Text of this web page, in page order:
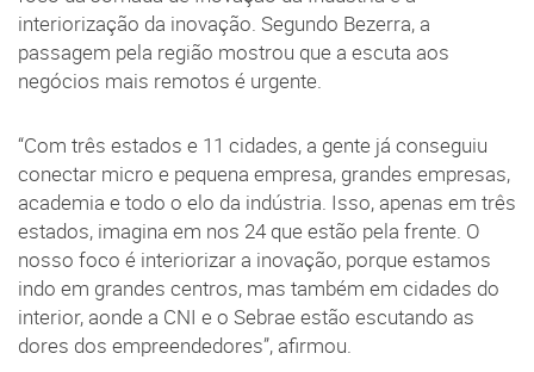
interiorização da inovação. Segundo Bezerra, a
passagem pela região mostrou que a escuta aos
negócios mais remotos é urgente.
“Com três estados e 11 cidades, a gente já conseguiu
conectar micro e pequena empresa, grandes empresas,
academia e todo o elo da indústria. Isso, apenas em três
estados, imagina em nos 24 que estão pela frente. O
nosso foco é interiorizar a inovação, porque estamos
indo em grandes centros, mas também em cidades do
interior, aonde a CNI e o Sebrae estão escutando as
dores dos empreendedores”, afirmou.